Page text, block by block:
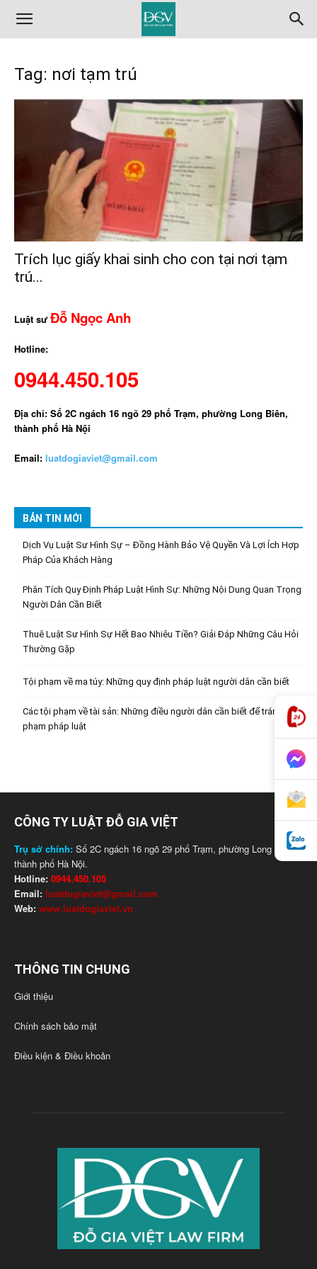
Tag: nơi tạm trú
Trích lục giấy khai sinh cho con tại nơi tạm
trú...
Luật sưĐỗ Ngọc Anh
Hotline:
0944.450.105
Địa chỉ: Số 2C ngách 16 ngõ 29 phố Trạm, phường Long Biên,
thành phố Hà Nội
Email: luatdogiaviet@gmail.com
BẢN TIN MỚI
Dịch Vụ Luật Sư Hình Sự – Đồng Hành Bảo Vệ Quyền Và Lợi Ích Hợp
Pháp Của Khách Hàng
Phân Tích Quy Định Pháp Luật Hình Sự: Những Nội Dung Quan Trọng
Người Dân Cần Biết
Thuê Luật Sư Hình Sự Hết Bao Nhiêu Tiền? Giải Đáp Những Câu Hỏi
Thường Gặp
Tội phạm về ma túy: Những quy định pháp luật người dân cần biết
Các tội phạm về tài sản: Những điều người dân cần biết để tránh vi
phạm pháp luật
CÔNG TY LUẬT ĐỖ GIA VIỆT
Trụ sở chính: Số 2C ngách 16 ngõ 29 phố Trạm, phường Long Biên,
thành phố Hà Nội.
Hotline: 0944.450.105
Email: luatdogiaviet@gmail.com
Web: www.luatdogiaviet.vn
THÔNG TIN CHUNG
Giới thiệu
Chính sách bảo mật
Điều kiện & Điều khoản